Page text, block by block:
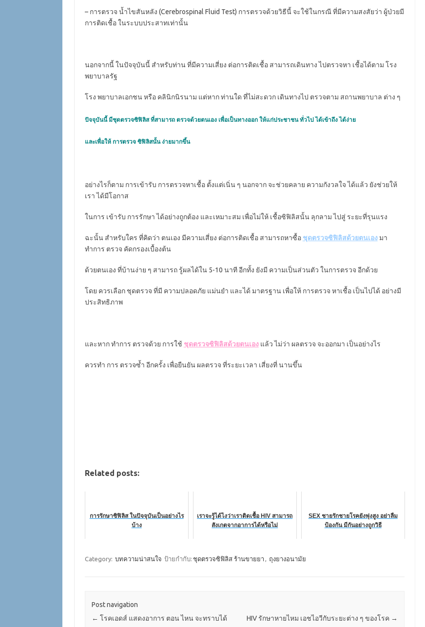
– การตรวจ น้ำไขสันหลัง (Cerebrospinal Fluid Test) การตรวจด้วยวิธีนี้ จะใช้ในกรณี ที่มีความสงสัยว่า ผู้ป่วยมี
การติดเชื้อ ในระบบประสาทเท่านั้น
นอกจากนี้ ในปัจจุบันนี้ สำหรับท่าน ที่มีความเสี่ยง ต่อการติดเชื้อ สามารถเดินทาง ไปตรวจหา เชื้อได้ตาม โรง
พยาบาลรัฐ
โรง พยาบาลเอกชน หรือ คลินิกนิรนาม แต่หาก ท่านใด ที่ไม่สะดวก เดินทางไป ตรวจตาม สถานพยาบาล ต่าง ๆ
ปัจจุบันนี้ มีชุดตรวจซิฟิลิส ที่สามารถ ตรวจด้วยตนเอง เพื่อเป็นทางออก ให้แก่ประชาชน ทั่วไป ได้เข้าถึง ได้ง่าย
และเพื่อให้ การตรวจ ซิฟิลิสนั้น ง่ายมากขึ้น
อย่างไรก็ตาม การเข้ารับ การตรวจหาเชื้อ ตั้งแต่เนิ่น ๆ นอกจาก จะช่วยคลาย ความกังวลใจ ได้แล้ว ยังช่วยให้
เรา ได้มีโอกาส
ในการ เข้ารับ การรักษา ได้อย่างถูกต้อง และเหมาะสม เพื่อไม่ให้ เชื้อซิฟิลิสนั้น ลุกลาม ไปสู่ ระยะที่รุนแรง
ฉะนั้น สำหรับใคร ที่คิดว่า ตนเอง มีความเสี่ยง ต่อการติดเชื้อ สามารถหาซื้อ ชุดตรวจซิฟิลิสด้วยตนเองมา
ทำการ ตรวจ คัดกรองเบื้องต้น
ด้วยตนเอง ที่บ้านง่าย ๆ สามารถ รู้ผลได้ใน 5-10 นาที อีกทั้ง ยังมี ความเป็นส่วนตัว ในการตรวจ อีกด้วย
โดย ควรเลือก ชุดตรวจ ที่มี ความปลอดภัย แม่นยำ และได้ มาตรฐาน เพื่อให้ การตรวจ หาเชื้อ เป็นไปได้ อย่างมี
ประสิทธิภาพ
และหาก ทำการ ตรวจด้วย การใช้ ชุดตรวจซิฟิลิสด้วยตนเองแล้ว ไม่ว่า ผลตรวจ จะออกมา เป็นอย่างไร
ควรทำ การ ตรวจซ้ำ อีกครั้ง เพื่อยืนยัน ผลตรวจ ที่ระยะเวลา เสี่ยงที่ นานขึ้น
Related posts:
การรักษาซิฟิลิส ในปัจจุบันเป็นอย่างไร
บ้าง
เราจะรู้ได้ไงว่าเราติดเชื้อ HIV สามารถ
สังเกตจากอาการได้หรือไม่
SEX ชายรักชายโรคยังพุ่งสูง อย่าลืม
ป้องกัน มีกันอย่างถูกวิธี
Category: บทความน่าสนใจ ป้ายกำกับ: ชุดตรวจซิฟิลิส ร้านขายยา , ถุงยางอนามัย
Post navigation
← โรคเอดส์ แสดงอาการ ตอน ไหน จะทราบได้ HIV รักษาหายไหม เอชไอวีกับระยะต่าง ๆ ของโรค →